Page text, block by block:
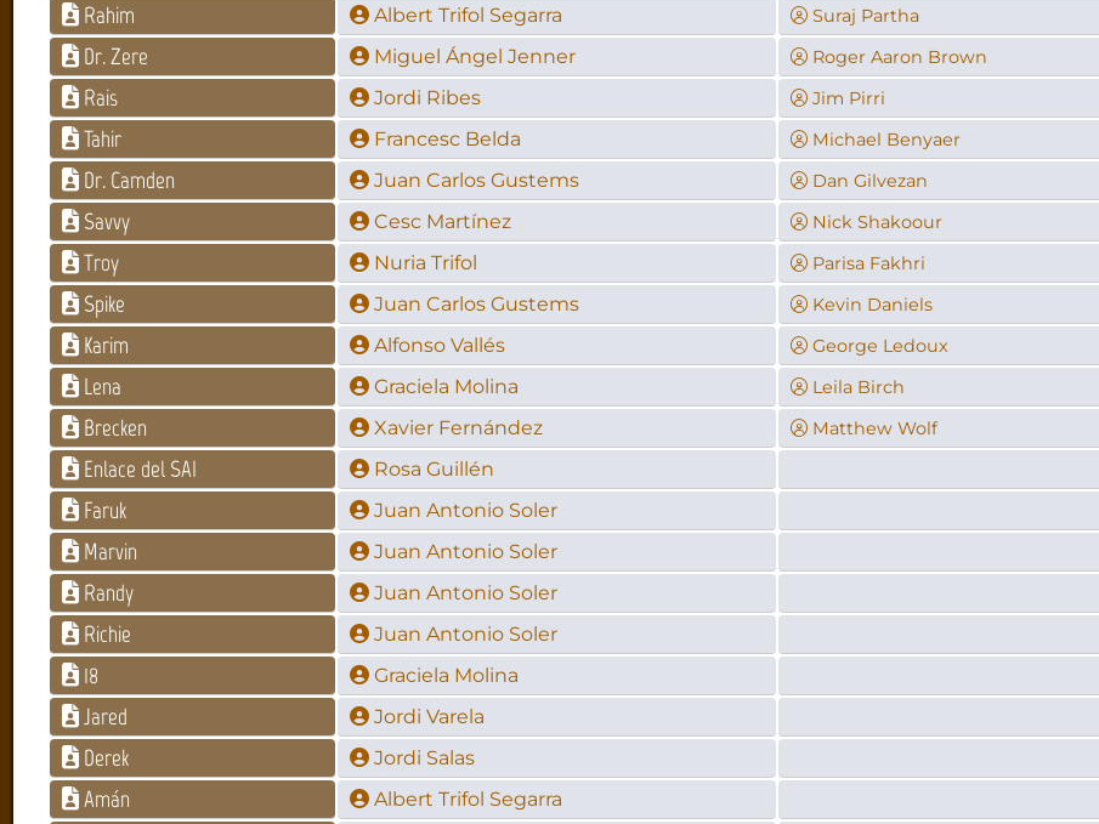
Rahim Albert Trifol Segarra Suraj Partha
Dr. Zere Miguel Ángel Jenner Roger Aaron Brown
Rais Jordi Ribes Jim Pirri
Tahir Francesc Belda Michael Benyaer
Dr. Camden Juan Carlos Gustems Dan Gilvezan
Savvy Cesc Martínez Nick Shakoour
Troy Nuria Trifol Parisa Fakhri
Spike Juan Carlos Gustems Kevin Daniels
Karim Alfonso Vallés George Ledoux
Lena Graciela Molina Leila Birch
Brecken Xavier Fernández Matthew Wolf
Enlace del SAI Rosa Guillén
Faruk Juan Antonio Soler
Marvin Juan Antonio Soler
Randy Juan Antonio Soler
Richie Juan Antonio Soler
18 Graciela Molina
Jared Jordi Varela
Derek Jordi Salas
Amán Albert Trifol Segarra